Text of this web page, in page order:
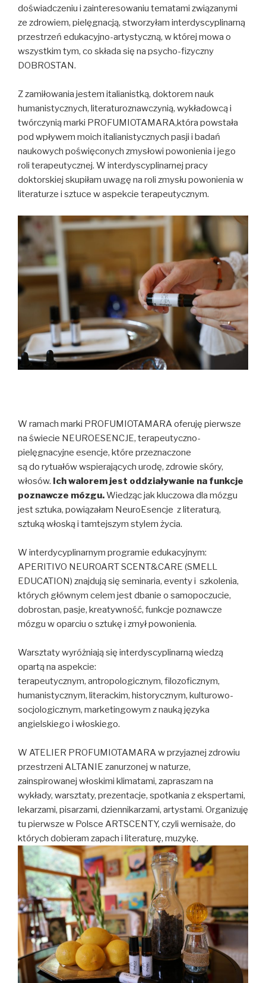
doświadczeniu i zainteresowaniu tematami związanymi
ze zdrowiem, pielęgnacją, stworzyłam interdyscyplinarną
przestrzeń edukacyjno-artystyczną, w której mowa o
wszystkim tym, co składa się na psycho-fizyczny
DOBROSTAN.
Z zamiłowania jestem italianistką, doktorem nauk
humanistycznych, literaturoznawczynią, wykładowcą i
twórczynią marki PROFUMIOTAMARA,która powstała
pod wpływem moich italianistycznych pasji i badań
naukowych poświęconych zmysłowi powonienia i jego
roli terapeutycznej. W interdyscyplinarnej pracy
doktorskiej skupiłam uwagę na roli zmysłu powonienia w
literaturze i sztuce w aspekcie terapeutycznym.
W ramach marki PROFUMIOTAMARA oferuję pierwsze
na świecie NEUROESENCJE, terapeutyczno-
pielęgnacyjne esencje, które przeznaczone
są do rytuałów wspierających urodę, zdrowie skóry,
włosów. Ich walorem jest oddziaływanie na funkcje
poznawcze mózgu.Wiedząc jak kluczowa dla mózgu
jest sztuka, powiązałam NeuroEsencje z literaturą,
sztuką włoską i tamtejszym stylem życia.
W interdycyplinarnym programie edukacyjnym:
APERITIVO NEUROART SCENT&CARE (SMELL
EDUCATION) znajdują się seminaria, eventy i szkolenia,
których głównym celem jest dbanie o samopoczucie,
dobrostan, pasje, kreatywność, funkcje poznawcze
mózgu w oparciu o sztukę i zmył powonienia.
Warsztaty wyróżniają się interdyscyplinarną wiedzą
opartą na aspekcie:
terapeutycznym, antropologicznym, filozoficznym,
humanistycznym, literackim, historycznym, kulturowo-
socjologicznym, marketingowym z nauką języka
angielskiego i włoskiego.
W ATELIER PROFUMIOTAMARA w przyjaznej zdrowiu
przestrzeni ALTANIE zanurzonej w naturze,
zainspirowanej włoskimi klimatami, zapraszam na
wykłady, warsztaty, prezentacje, spotkania z ekspertami,
lekarzami, pisarzami, dziennikarzami, artystami. Organizuję
tu pierwsze w Polsce ARTSCENTY, czyli wernisaże, do
których dobieram zapach i literaturę, muzykę.